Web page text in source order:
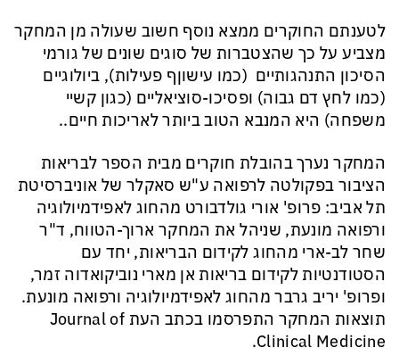
לטענתם החוקרים ממצא נוסף חשוב שעולה מן המחקר
מצביע על כך שהצטברות של סוגים שונים של גורמי
הסיכון התנהגותיים (כמו עישוןף פעילות), ביולוגיים
(כמו לחץ דם גבוה) ופסיכו-סוציאליים (כגון קשיי
משפחה) היא המנבא הטוב ביותר לאריכות חיים.
.
המחקר נערך בהובלת חוקרים מבית הספר לבריאות
הציבור בפקולטה לרפואה ע"ש סאקלר של אוניברסיטת
תל אביב: פרופ' אורי גולדבורט מהחוג לאפידמיולוגיה
ורפואה מונעת, שניהלאת המחקר ארוך-הטווח, ד"ר
שחר לב-ארי מהחוג לקידום הבריאות, יחד עם
הסטודנטיות לקידום בריאות אן מארי נוביקואדוה זמר,
ופרופ' יריב גרבר מהחוג לאפידמיולוגיה ורפואה מונעת.
תוצאות המחקר התפרסמו בכתב העת Journal of
Clinical Medicine
.